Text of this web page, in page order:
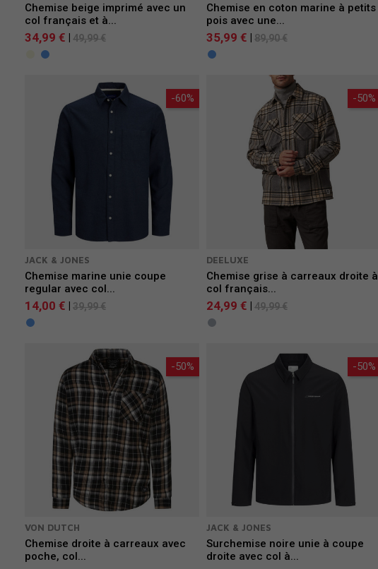
Chemise beige imprimé avec un
col français et à...
34,99 € 49,99 €
Chemise en coton marine à petits
pois avec une...
35,99 € 89,90 €
-60%
JACK & JONES
Chemise marine unie coupe
regular avec col...
14,00 € | 39,99 €
-50%
DEELUXE
Chemise grise à carreaux droite à
col français...
24,99 € | 49,99 €
-50%
VON DUTCH
Chemise droite à carreaux avec
poche, col...
-50%
JACK & JONES
Surchemise noire unie à coupe
droite avec col à...